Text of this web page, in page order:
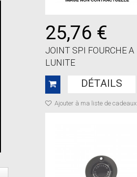
25,76 €
JOINT SPI FOURCHE A
LUNITE
DÉTAILS
Ajouter à ma liste de cadeaux